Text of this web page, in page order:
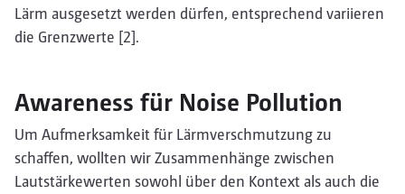
Lärm ausgesetzt werden dürfen, entsprechend variieren
die Grenzwerte [2].
Awareness für Noise Pollution
Um Aufmerksamkeit für Lärmverschmutzung zu
schaffen, wollten wir Zusammenhänge zwischen
Lautstärkewerten sowohl über den Kontext als auch die